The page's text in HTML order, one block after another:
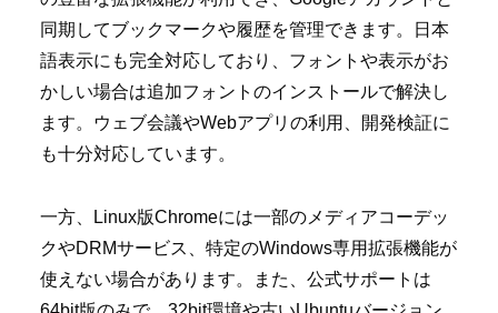
同期してブックマークや履歴を管理できます。日本
語表示にも完全対応しており、フォントや表示がお
かしい場合は追加フォントのインストールで解決し
ます。ウェブ会議やWebアプリの利用、開発検証に
も十分対応しています。
一方、Linux版Chromeには一部のメディアコーデッ
クやDRMサービス、特定のWindows専用拡張機能が
使えない場合があります。また、公式サポートは